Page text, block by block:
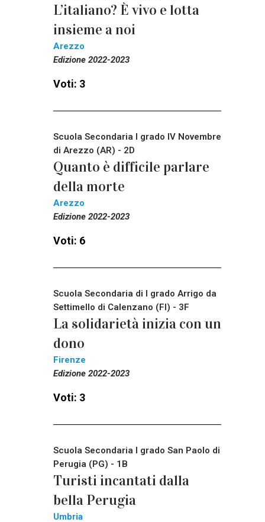
L’italiano? È vivo e lotta
insieme a noi
Arezzo
Edizione 2022-2023
Voti: 3
Scuola Secondaria I grado IV Novembre
di Arezzo (AR) - 2D
Quanto è difficile parlare
della morte
Arezzo
Edizione 2022-2023
Voti: 6
Scuola Secondaria di I grado Arrigo da
Settimello di Calenzano (FI) - 3F
La solidarietà inizia con un
dono
Firenze
Edizione 2022-2023
Voti: 3
Scuola Secondaria I grado San Paolo di
Perugia (PG) - 1B
Turisti incantati dalla
bella Perugia
Umbria